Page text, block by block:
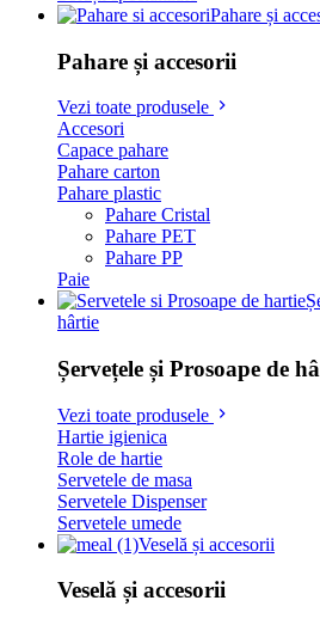
Pahare și
Pahare și accesorii
Vezi toate produsele
Accesori
Capace pahare
Pahare carton
Pahare plastic
Pahare Cristal
Pahare PET
Pahare PP
Paie
hârtie
Șervețele și Prosoape de
Vezi toate produsele
Hartie igienica
Role de hartie
Servetele de masa
Servetele Dispenser
Servetele umede
Veselă și accesorii
Veselă și accesorii